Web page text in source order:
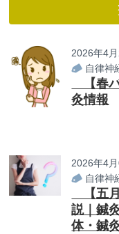
2026年4
自律神
【春
灸情報
2026年4
自律神
【五
説｜鍼
体・鍼